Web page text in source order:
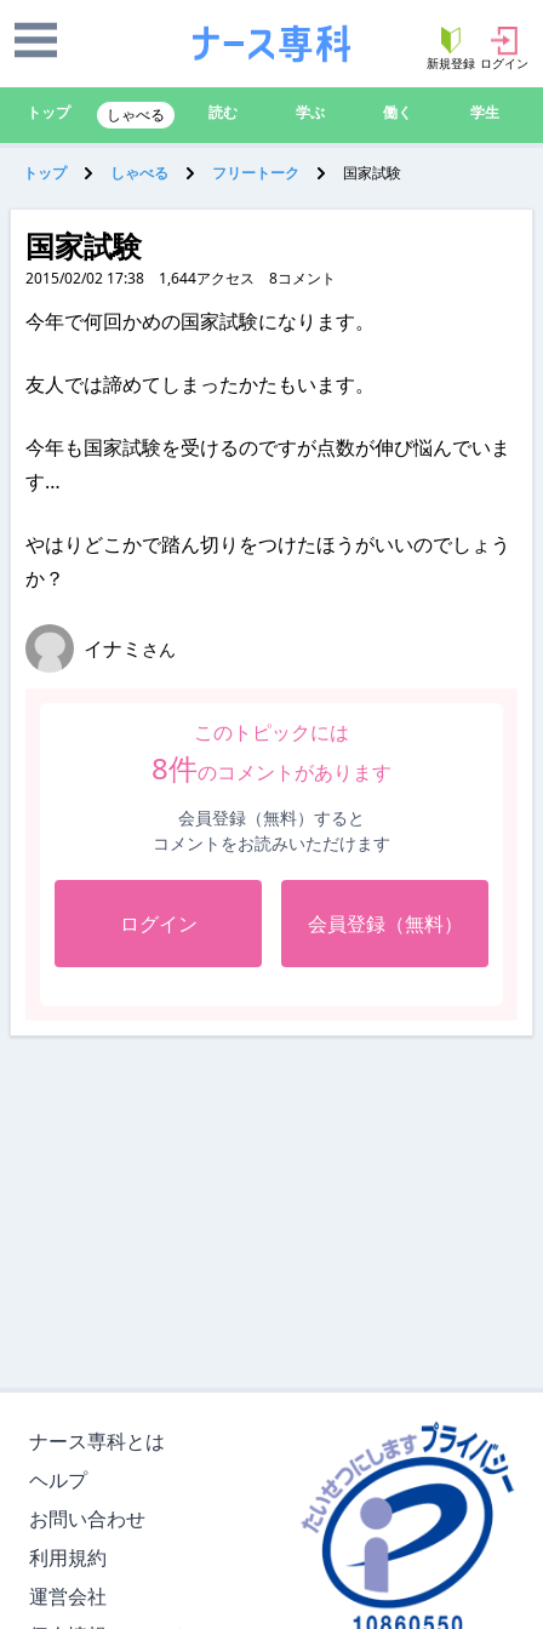
新規登録 ログイン
トップ しゃべる 読む 学ぶ 働く 学生
トップ しゃべる フリートーク 国家試験
国家試験
2015/02/02 17:38 1,644アクセス 8コメント
今年で何回かめの国家試験になります。
友人では諦めてしまったかたもいます。
今年も国家試験を受けるのですが点数が伸び悩んでいま
す…
やはりどこかで踏ん切りをつけたほうがいいのでしょう
か？
イナミ さん
このトピックには
8件のコメントがあります
会員登録（無料）すると
コメントをお読みいただけます
ログイン 会員登録（無料）
ナース専科とは
ヘルプ
お問い合わせ
利用規約
運営会社